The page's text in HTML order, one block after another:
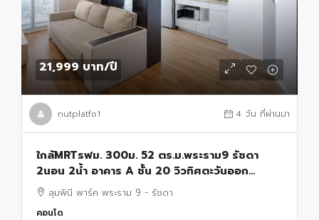
21,999 บาท/ปี
nutplatfo1 4 วัน ที่ผ่านมา
ใกล้MRTรฟม. 300ม. 52 ตร.ม.พระราม9 รัชดา
2นอน 2น้ำ อาคาร A ชั้น 20 วิวทิศตะวันออก
เฟอร์ฯ รพ.ปิยะเวท 500 ม.Route66 แยก RCA
คอนโดลุมพินีพาร์ค
ลุมพินี พาร์ค พระราม 9 - รัชดา
คอนโด